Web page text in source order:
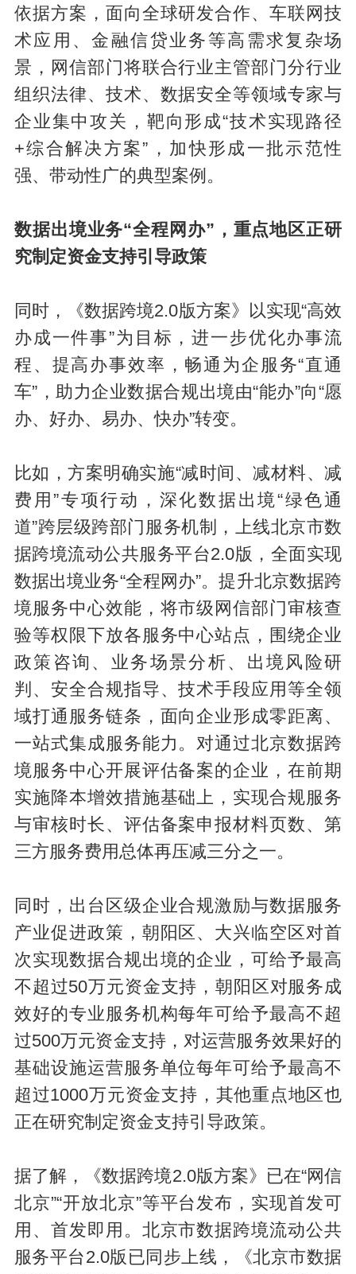
依据方案，面向全球研发合作、车联网技
术应用、金融信贷业务等高需求复杂场
景，网信部门将联合行业主管部门分行业
组织法律、技术、数据安全等领域专家与
企业集中攻关，靶向形成“技术实现路径
+综合解决方案”，加快形成一批示范性
强、带动性广的典型案例。
数据出境业务“全程网办”，重点地区正研
究制定资金支持引导政策
同时，《数据跨境2.0版方案》以实现“高效
办成一件事”为目标，进一步优化办事流
程、提高办事效率，畅通为企服务“直通
车”，助力企业数据合规出境由“能办”向“愿
办、好办、易办、快办”转变。
比如，方案明确实施“减时间、减材料、减
费用”专项行动，深化数据出境“绿色通
道”跨层级跨部门服务机制，上线北京市数
据跨境流动公共服务平台2.0版，全面实现
数据出境业务“全程网办”。提升北京数据跨
境服务中心效能，将市级网信部门审核查
验等权限下放各服务中心站点，围绕企业
政策咨询、业务场景分析、出境风险研
判、安全合规指导、技术手段应用等全领
域打通服务链条，面向企业形成零距离、
一站式集成服务能力。对通过北京数据跨
境服务中心开展评估备案的企业，在前期
实施降本增效措施基础上，实现合规服务
与审核时长、评估备案申报材料页数、第
三方服务费用总体再压减三分之一。
同时，出台区级企业合规激励与数据服务
产业促进政策，朝阳区、大兴临空区对首
次实现数据合规出境的企业，可给予最高
不超过50万元资金支持，朝阳区对服务成
效好的专业服务机构每年可给予最高不超
过500万元资金支持，对运营服务效果好的
基础设施运营服务单位每年可给予最高不
超过1000万元资金支持，其他重点地区也
正在研究制定资金支持引导政策。
据了解，《数据跨境2.0版方案》已在“网信
北京”“开放北京”等平台发布，实现首发可
用、首发即用。北京市数据跨境流动公共
服务平台2.0版已同步上线，《北京市数据